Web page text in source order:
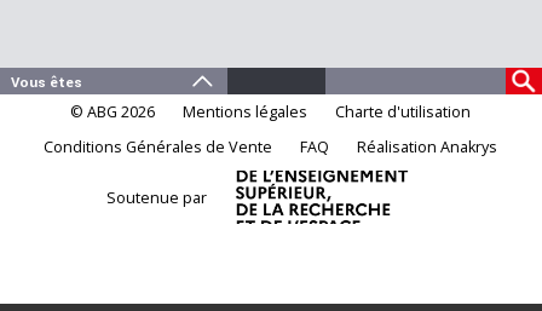
© ABG 2026 Mentions légales
Charte d'utilisation
Conditions Générales de Vente
FAQ Réalisation Anakrys
Soutenue par